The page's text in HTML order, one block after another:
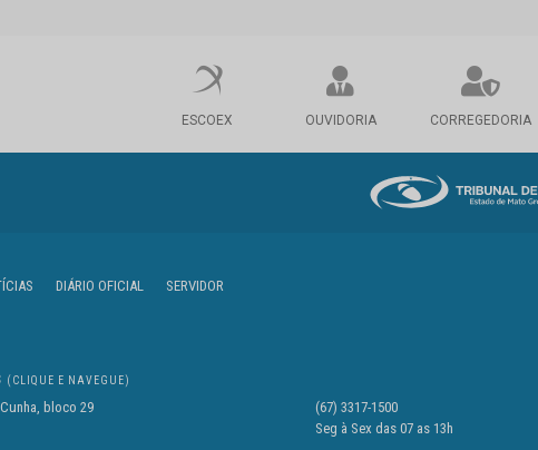
ESCOEX OUVIDORIA CORREGEDORIA
DIÁRIO OFICIAL SERVIDOR
(CLIQUE E NAVEGUE)
bloco 29
(67) 3317-1500
Seg à Sex das 07 as 13h